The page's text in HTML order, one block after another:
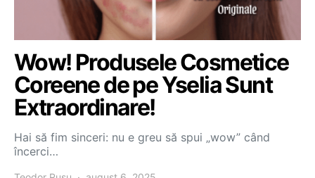
Wow! Produsele Cosmetice
Coreene de pe Yselia Sunt
Extraordinare!
Hai să fim sinceri: nu e greu să spui „wow” când
încerci…